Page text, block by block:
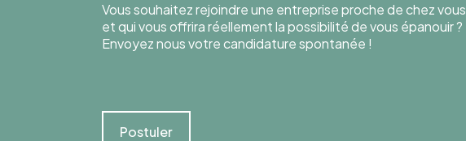
Vous souhaitez rejoindre une entreprise proche de chez vous
et qui vous offrira réellement la possibilité de vous épanouir ?
Envoyez nous votre candidature spontanée !
Postuler